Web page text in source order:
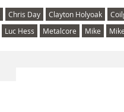
Chris Day Clayton Holyoak
Luc Hess Metalcore Mike